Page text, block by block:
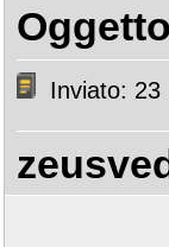
Oggetto
Inviato: 23